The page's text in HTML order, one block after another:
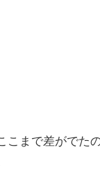
まで差がでた